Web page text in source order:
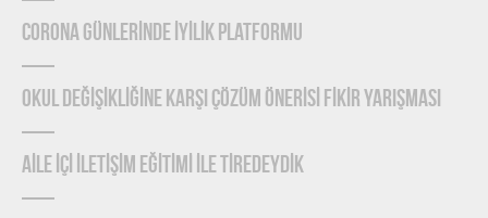
CORONA GÜNLERİNDE İYİLİK PLATFORMU
OKUL DEĞİŞİKLİĞİNE KARŞI ÇÖZÜM ÖNERİSİ FİKİR YARIŞMASI
AİLE İÇİ İLETİŞİM EĞİTİMİ İLE TİREDEYDİK